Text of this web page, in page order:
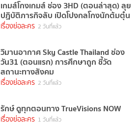
เกมส์โกงเกมส์ ช่อง 3HD (ตอนล่าสุด) ลุย
ปฏิบัติภารกิจลับ เปิดโปงกลโกงนักต้มตุ๋น
เรื่องย่อละคร 2 วันที่แล้ว
วิมานอากาศ Sky Castle Thailand ช่อง
วัน31 (ตอนแรก) การศึกษาถูก ชี้วัด
สถานะทางสังคม
เรื่องย่อละคร 2 วันที่แล้ว
รักษ์ ดูทุกตอนทาง TrueVisions NOW
เรื่องย่อละคร 1 วันที่แล้ว